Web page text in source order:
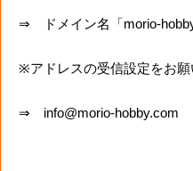
⇒ ドメイン名「morio-
※アドレスの受信設定をお願
⇒ info@morio-hobby.com